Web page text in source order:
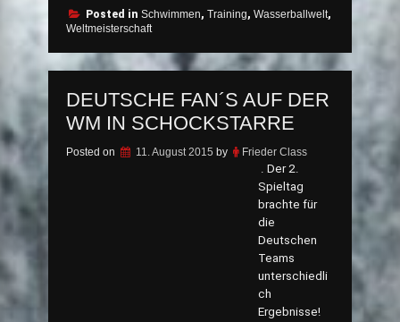
Europarekord
und
WM
Goldmedaille“
Posted in Schwimmen, Training, Wasserballwelt,
Weltmeisterschaft
DEUTSCHE FAN´S AUF DER
WM IN SCHOCKSTARRE
Posted on 11. August 2015 by Frieder Class
. Der 2.
Spieltag
brachte für
die
Deutschen
Teams
unterschiedli
ch
Ergebnisse!